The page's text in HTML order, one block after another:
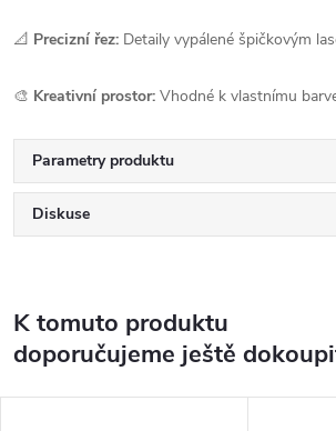
📐 Precizní řez: Detaily vypálené špičkovým
🎨 Kreativní prostor: Vhodné k vlastnímu
Parametry produktu
Diskuse
K tomuto produktu
doporučujeme ještě